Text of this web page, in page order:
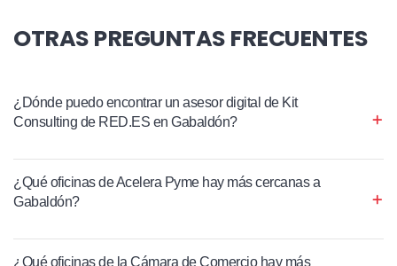
OTRAS PREGUNTAS FRECUENTES
¿Dónde puedo encontrar un asesor digital de Kit
Consulting de RED.ES en Gabaldón?
¿Qué oficinas de Acelera Pyme hay más cercanas a
Gabaldón?
¿Qué oficinas de la Cámara de Comercio hay más